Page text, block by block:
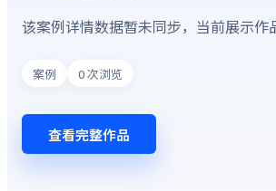
该案例详情数据暂未同步，当前展示作
案例 0次浏览
查看完整作品